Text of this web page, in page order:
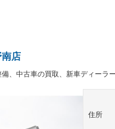
ントロール
CDチェンジャー
ャ
－ HID(キセノンライト)
店
、中古車の買取、新車ディーラ
住所